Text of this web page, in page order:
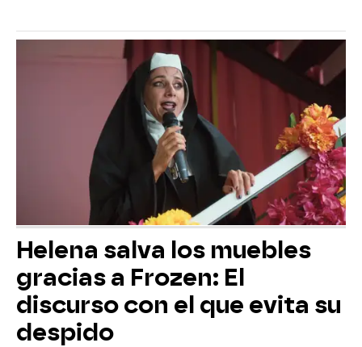
Helena salva los muebles
gracias a Frozen: El
discurso con el que evita su
despido